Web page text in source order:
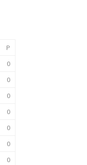
P
0
0
0
0
0
0
0